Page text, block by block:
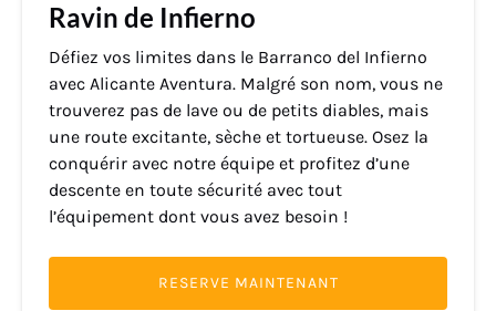
Ravin de Infierno
Défiez vos limites dans le Barranco del Infierno
avec Alicante Aventura. Malgré son nom, vous ne
trouverez pas de lave ou de petits diables, mais
une route excitante, sèche et tortueuse. Osez la
conquérir avec notre équipe et profitez d’une
descente en toute sécurité avec tout
l’équipement dont vous avez besoin !
RESERVE MAINTENANT